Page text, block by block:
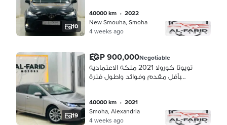
10
40000 km •
2022
New Smouha, Smoha
4 weeks ago
19
EGP 900,000Negotiable
تويوتا كورولا 2021 ملكة الاعتمادية
بأقل مقدم وفوائد واطول فترة
40000 km •
2021
Smoha, Alexandria
4 weeks ago